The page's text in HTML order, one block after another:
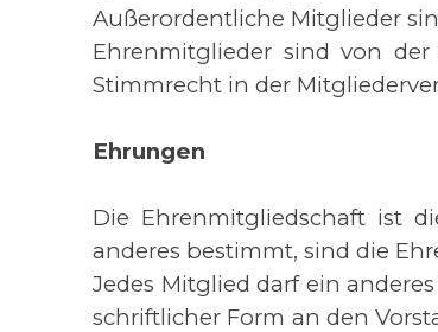
Außerordentliche Mitglieder
Ehrenmitglieder sind von
Stimmrecht in der
Ehrungen
Die Ehrenmitgliedschaft ist
anderes bestimmt, sind die
Jedes Mitglied darf ein
schriftlicher Form an den